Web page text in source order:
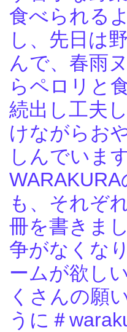
食べられる
し、先日は
んで、春雨
らペロリと
続出し工夫
けながらお
しんでいま
も、それぞ
冊を書きま
争がなくな
ームが欲し
くさんの願
うに＃